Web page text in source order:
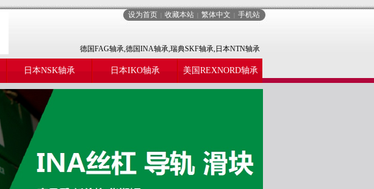
设为首页 收藏本站 繁体中文 手机站
德国FAG轴承,德国INA轴承,瑞典SKF轴承,日本NTN轴承
日本NSK轴承 日本IKO轴承 美国REXNORD轴承